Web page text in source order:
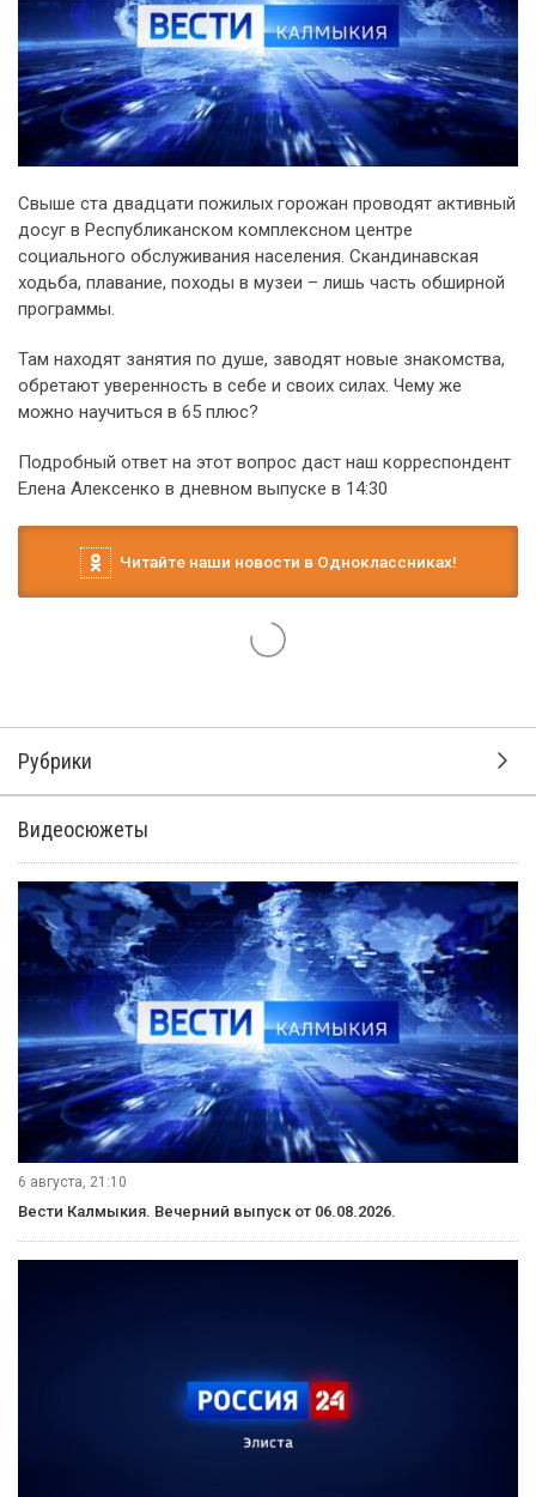
Свыше ста двадцати пожилых горожан проводят активный
досуг в Республиканском комплексном центре
социального обслуживания населения. Скандинавская
ходьба, плавание, походы в музеи – лишь часть обширной
программы.
Там находят занятия по душе, заводят новые знакомства,
обретают уверенность в себе и своих силах. Чему же
можно научиться в 65 плюс?
Подробный ответ на этот вопрос даст наш корреспондент
Елена Алексенко в дневном выпуске в 14:30
Читайте наши новости в Одноклассниках!
Рубрики
Видеосюжеты
6 августа, 21:10
Вести Калмыкия. Вечерний выпуск от 06.08.2026.